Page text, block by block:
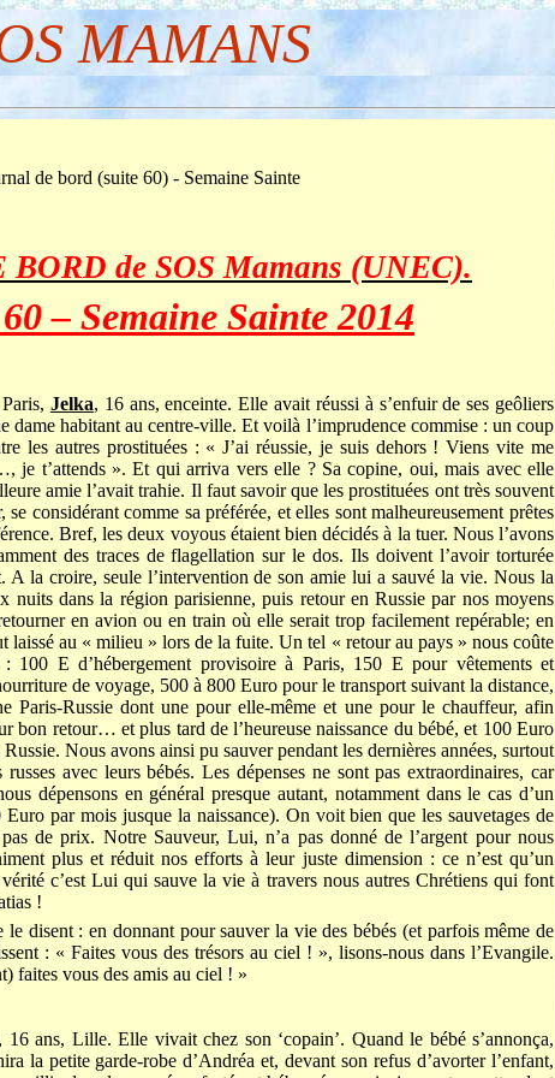
MAMANS
de bord (suite 60) - Semaine Sainte
de SOS Mamans (UNEC).
– Semaine Sainte 2014
Jelka, 16 ans, enceinte. Elle avait réussi à s’enfuir de ses geôliers
dame habitant au centre-ville. Et voilà l’imprudence commise : un coup
les autres prostituées : « J’ai réussie, je suis dehors ! Viens vite me
je t’attends ». Et qui arriva vers elle ? Sa copine, oui, mais avec elle
amie l’avait trahie. Il faut savoir que les prostituées ont très souvent
considérant comme sa préférée, et elles sont malheureusement prêtes
Bref, les deux voyous étaient bien décidés à la tuer. Nous l’avons
des traces de flagellation sur le dos. Ils doivent l’avoir torturée
A la croire, seule l’intervention de son amie lui a sauvé la vie. Nous la
nuits dans la région parisienne, puis retour en Russie par nos moyens
en avion ou en train où elle serait trop facilement repérable; en
laissé au « milieu » lors de la fuite. Un tel « retour au pays » nous coûte
100 E d’hébergement provisoire à Paris, 150 E pour vêtements et
de voyage, 500 à 800 Euro pour le transport suivant la distance,
Paris-Russie dont une pour elle-même et une pour le chauffeur, afin
bon retour… et plus tard de l’heureuse naissance du bébé, et 100 Euro
Nous avons ainsi pu sauver pendant les dernières années, surtout
avec leurs bébés. Les dépenses ne sont pas extraordinaires, car
dépensons en général presque autant, notamment dans le cas d’un
par mois jusque la naissance). On voit bien que les sauvetages de
de prix. Notre Sauveur, Lui, n’a pas donné de l’argent pour nous
plus et réduit nos efforts à leur juste dimension : ce n’est qu’un
c’est Lui qui sauve la vie à travers nous autres Chrétiens qui font
!
le disent : en donnant pour sauver la vie des bébés (et parfois même de
: « Faites vous des trésors au ciel ! », lisons-nous dans l’Evangile.
faites vous des amis au ciel ! »
, 16 ans, Lille. Elle vivait chez son ‘copain’. Quand le bébé s’annonça,
la petite garde-robe d’Andréa et, devant son refus d’avorter l’enfant,